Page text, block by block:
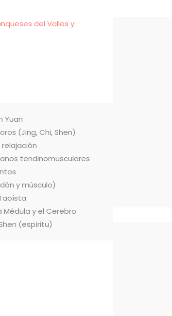
del Valles y
Yuan
(Jing, Chi, Shen)
relajación
tendinomusculares
y músculo)
Médula y el Cerebro
(espíritu)